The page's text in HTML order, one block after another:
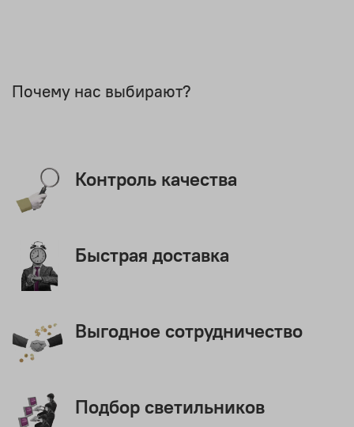
Почему нас выбирают?
Контроль качества
Быстрая доставка
Выгодное сотрудничество
Подбор светильников